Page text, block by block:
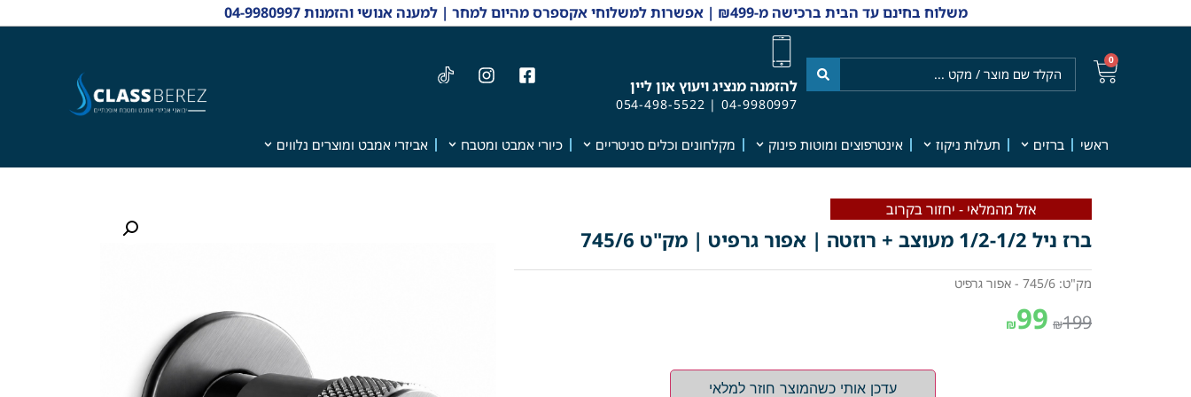
משלוח בחינם עד הבית ברכישה מ-₪499 | אפשרות למשלוחי אקספרס מהיום למחר | למענה אנושי והזמנות 04-9980997
0
להזמנה מנציג ויעוץ און ליין
04-9980997
|
054-498-5522
ראשי ברזים תעלות ניקוז אינטרפוצים ומוטות פינוק מקלחונים וכלים סניטריים כיורי אמבט ומטבח אביזרי אמבט ומוצרים נלווים
אזל מהמלאי - יחזור בקרוב
ברז ניל 1/2-1/2 מעוצב + רוזטה | אפור גרפיט | מק"ט 745/6
מק"ט: 745/6 - אפור גרפיט
₪199
₪99
עדכן אותי כשהמוצר חוזר למלאי